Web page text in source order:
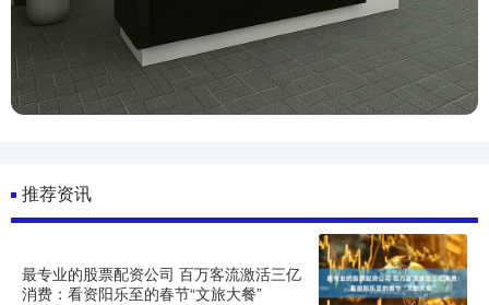
推荐资讯
最专业的股票配资公司 百万客流激活三亿
消费：看资阳乐至的春节“文旅大餐”